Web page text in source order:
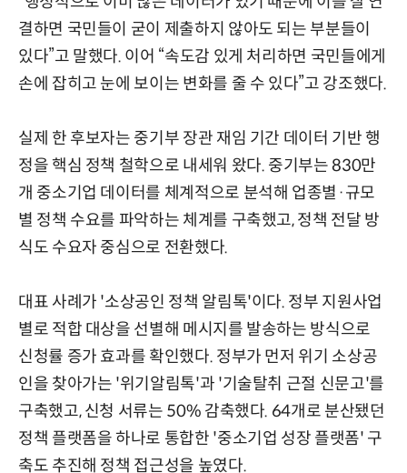
결하면 국민들이 굳이 제출하지 않아도 되는 부분들이
있다”고 말했다. 이어 “속도감 있게 처리하면 국민들에게
손에 잡히고 눈에 보이는 변화를 줄 수 있다”고 강조했다.
실제 한 후보자는 중기부 장관 재임 기간 데이터 기반 행
정을 핵심 정책 철학으로 내세워 왔다. 중기부는 830만
개 중소기업 데이터를 체계적으로 분석해 업종별·규모
별 정책 수요를 파악하는 체계를 구축했고, 정책 전달 방
식도 수요자 중심으로 전환했다.
대표 사례가 '소상공인 정책 알림톡'이다. 정부 지원사업
별로 적합 대상을 선별해 메시지를 발송하는 방식으로
신청률 증가 효과를 확인했다. 정부가 먼저 위기 소상공
인을 찾아가는 '위기알림톡'과 '기술탈취 근절 신문고'를
구축했고, 신청 서류는 50% 감축했다. 64개로 분산됐던
정책 플랫폼을 하나로 통합한 '중소기업 성장 플랫폼' 구
축도 추진해 정책 접근성을 높였다.